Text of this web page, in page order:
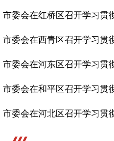
市委会在红桥区召开学习贯
市委会在西青区召开学习贯
市委会在河东区召开学习贯
市委会在和平区召开学习贯
市委会在河北区召开学习贯